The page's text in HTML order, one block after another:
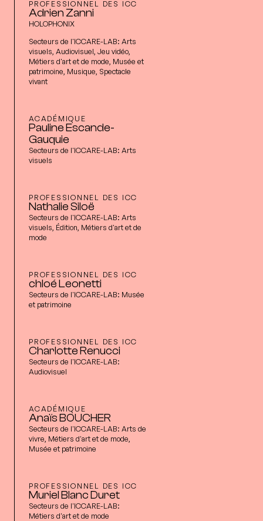
PROFESSIONNEL DES ICC
Adrien Zanni
HOLOPHONIX
Secteurs de l'ICCARE-LAB: Arts
visuels, Audiovisuel, Jeu vidéo,
Métiers d'art et de mode, Musée et
patrimoine, Musique, Spectacle
vivant
ACADÉMIQUE
Pauline Escande-
Gauquie
Secteurs de l'ICCARE-LAB: Arts
visuels
PROFESSIONNEL DES ICC
Nathalie Siloë
Secteurs de l'ICCARE-LAB: Arts
visuels, Édition, Métiers d'art et de
mode
PROFESSIONNEL DES ICC
chloé Leonetti
Secteurs de l'ICCARE-LAB: Musée
et patrimoine
PROFESSIONNEL DES ICC
Charlotte Renucci
Secteurs de l'ICCARE-LAB:
Audiovisuel
ACADÉMIQUE
Anaïs BOUCHER
Secteurs de l'ICCARE-LAB: Arts de
vivre, Métiers d'art et de mode,
Musée et patrimoine
PROFESSIONNEL DES ICC
Muriel Blanc Duret
Secteurs de l'ICCARE-LAB:
Métiers d'art et de mode